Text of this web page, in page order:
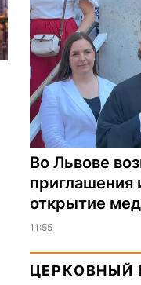
Во Львове
приглашения
открытие
11:55
ЦЕРКОВНЫЙ